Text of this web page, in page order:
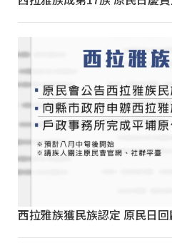
西拉雅族獲民族認定 原民日